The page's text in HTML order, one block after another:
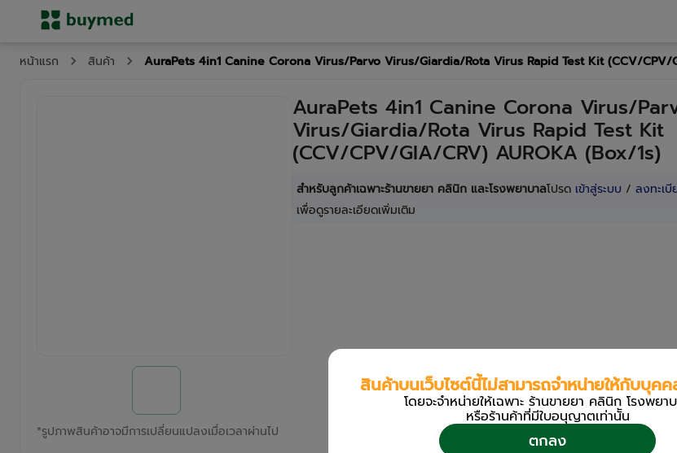
หน้าแรก สินค้า AuraPets 4in1 Canine Corona Virus/Parvo Virus/Giardia/Rota Virus Rapid Test Kit (CCV/CPV/
*รูปภาพสินค้าอาจมีการเปลี่ยนแปลงเมื่อเวลาผ่านไป
AuraPets 4in1 Canine Corona Virus/
Virus/Giardia/Rota Virus Rapid Test Kit
(CCV/CPV/GIA/CRV) AUROKA (Box/1s)
สำหรับลูกค้าเฉพาะร้านขายยา คลินิก และโรงพยาบาลโปรด เข้าสู่ระบบ / ลงทะเบี
เพื่อดูรายละเอียดเพิ่มเติม
สินค้าบนเว็บไซต์นี้ไม่สามารถจำหน่ายให้กับบุคค
โดยจะจำหน่ายให้เฉพาะ ร้านขายยา คลินิก โรงพยา
หรือร้านค้าที่มีใบอนุญาตเท่านััน
ตกลง